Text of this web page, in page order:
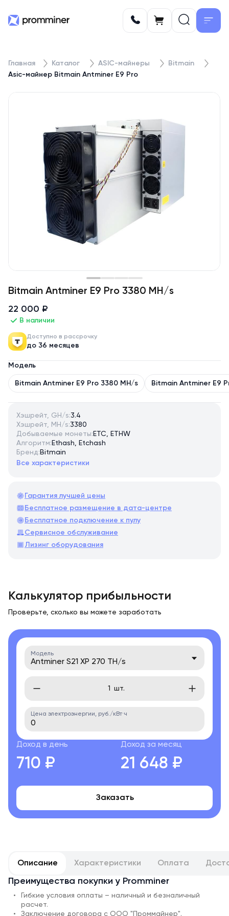
Главная Каталог ASIC-майнеры
Bitmain
Asic-майнер Bitmain Antminer E9 Pro
Bitmain Antminer E9 Pro 3380 MH/s
22 000 ₽
В наличии
Доступно в рассрочку
до 36 месяцев
Модель
Bitmain Antminer E9 Pro 3380 MH/s Bitmain Antminer E9
Хэшрейт, GH/s:3.4
Хэшрейт, MH/s:3380
Добываемые монеты: ETC, ETHW
Алгоритм: Ethash, Etchash
Бренд: Bitmain
Все характеристики
Гарантия лучшей цены
Бесплатное размещение в дата-центре
Бесплатное подключение к пулу
Сервисное обслуживание
Лизинг оборудования
Калькулятор прибыльности
Проверьте, сколько вы можете заработать
Модель
Antminer S21 XP 270 TH/s
шт.
Цена электроэнергии, руб./кВт·ч
Доход в день
710 ₽
Доход за месяц
21 648 ₽
Заказать
Описание Характеристики Оплата
Преимущества покупки у Promminer
Гибкие условия оплаты – наличный и безналичный
расчет.
Заключение договора с ООО "Проммайнер".